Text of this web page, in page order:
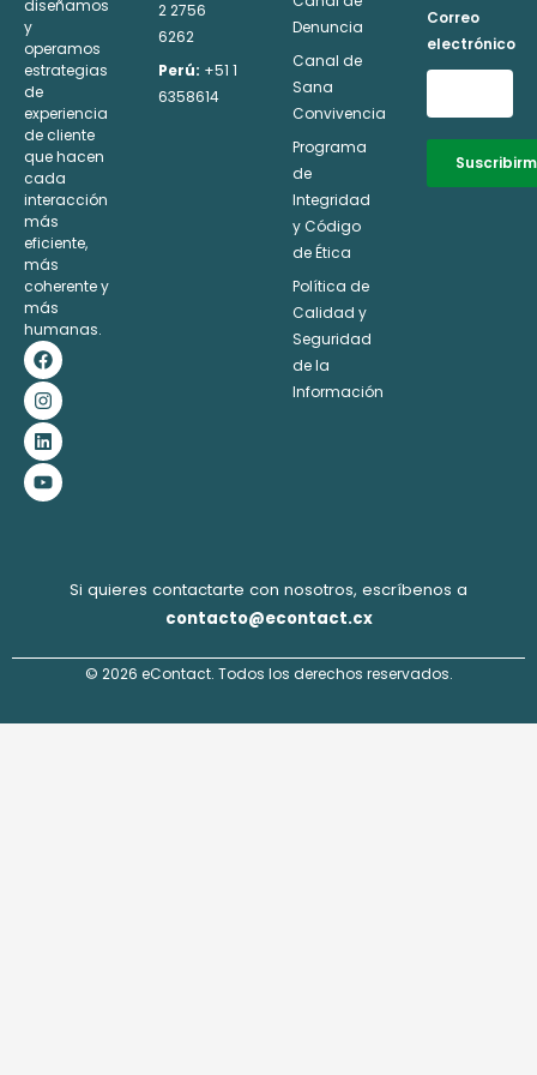
diseñamos
y
operamos
estrategias
de
experiencia
de cliente
que hacen
cada
interacción
más
eficiente,
más
coherente y
más
humanas.
F
a
c
e
b
o
o
k
I
n
s
t
a
g
r
a
m
L
i
n
k
e
d
i
n
Y
o
u
t
u
b
e
2 2756
6262
Perú: +51 1
6358614
Denuncia
Canal de
Sana
Convivencia
Programa
de
Integridad
y Código
de Ética
Política de
Calidad y
Seguridad
de la
Información
Correo
electrónico
Si quieres contactarte con nosotros, escríbenos a
contacto@econtact.cx
© 2026 eContact. Todos los derechos reservados.